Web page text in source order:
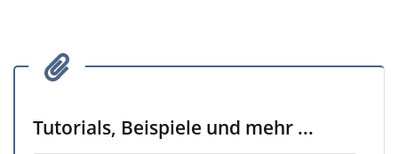
Tutorials, Beispiele und mehr ...